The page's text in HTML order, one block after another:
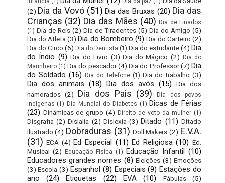
Infância (1) Dia da paz (1)
(2) Dia da Vovó (51) Dia das Bruxas (20) Dia das
Crianças (32) Dia das Mães (40) Dia de Finados
(1) Dia de Reis (2) Dia de Tiradentes (5) Dia do Amigo (5)
Dia do Atleta (3) Dia do Bombeiro (9) Dia do Carteiro (2)
Dia do Circo (6) Dia do Dentista (1) Dia do estudante(4) Dia
do Índio (9) Dia do Livro (3) Dia do Mágico (2)
Dia do
Marinheiro (1) Dia do pescador (4) Dia do Professor (7) Dia
do Soldado (16) Dia do Telefone (1) Dia do trabalho (3)
Dia dos animais (18) Dia dos avós (15)
Dia dos
namorados (2) Dia dos Pais (39)
Dia dos povos
indígenas (1) Dia Mundial do Diabetes (1) Dicas de Férias
(23) Dinâmicas de grupo (4) Direito de voto da mulher (1)
Disgrafia (2) Dislalia (2) Dislexia (3) Ditado (11) Ditado
Ilustrado (4) Dobraduras (31) Doll Makers (2) E.V.A.
(31) ECA (4) Ed Especial (11) Ed Religiosa (10) Ed.
Musical (2) Educação Física (1) Educação Infantil (10)
Educadores grandes nomes (8) Eleições (3) Emoções
(3) Escola (3) Espanhol (8) Especiais (9) Estações do
ano
(24) Etiquetas (22) EVA (10) Fábulas (5)